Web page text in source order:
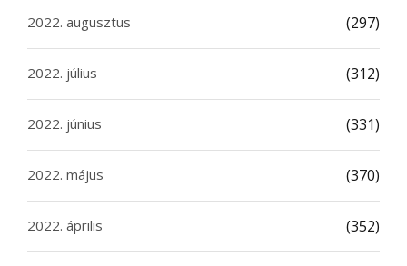
2022. augusztus (297)
2022. július (312)
2022. június (331)
2022. május (370)
2022. április (352)